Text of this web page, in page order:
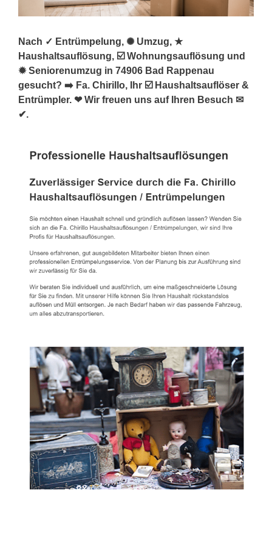
Nach ✓ Entrümpelung, ✺ Umzug, ★
Haushaltsauflösung, ☑️ Wohnungsauflösung und
✹ Seniorenumzug in 74906 Bad Rappenau
gesucht? ➡️ Fa. Chirillo, Ihr ☑️ Haushaltsauflöser &
Entrümpler. ❤ Wir freuen uns auf Ihren Besuch ✉
✔.